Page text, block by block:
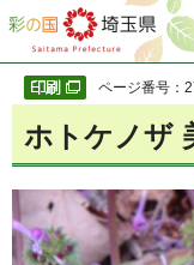
彩の国 埼玉県
ページ番号：
ホトケノザ